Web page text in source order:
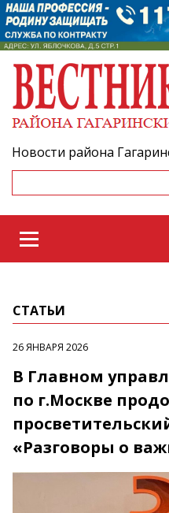
Новости района
СТАТЬИ
26 ЯНВАРЯ 2026
В Главном
по г.Москве
«Разговоры о